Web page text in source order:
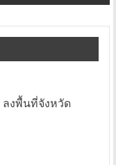
งพื้นที่จังหวัด